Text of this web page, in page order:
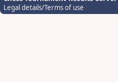
Legal details/Terms of use